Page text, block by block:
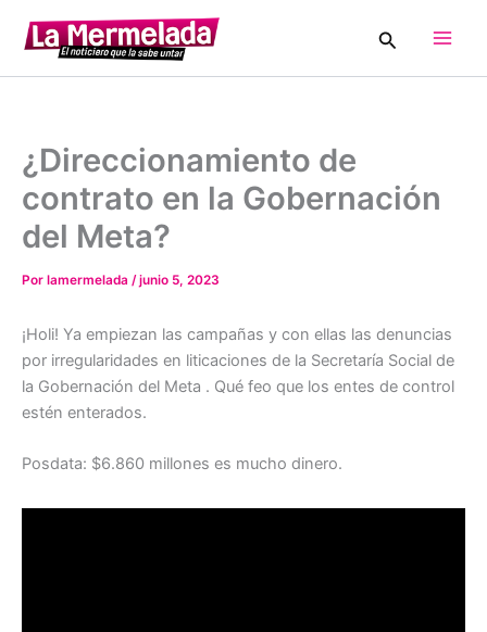
contenido
Buscar
¿Direccionamiento de
contrato en la Gobernación
del Meta?
Por lamermelada /junio 5, 2023
¡Holi! Ya empiezan las campañas y con ellas las denuncias
por irregularidades en liticaciones de la Secretaría Social de
la Gobernación del Meta . Qué feo que los entes de control
estén enterados.
Posdata: $6.860 millones es mucho dinero.